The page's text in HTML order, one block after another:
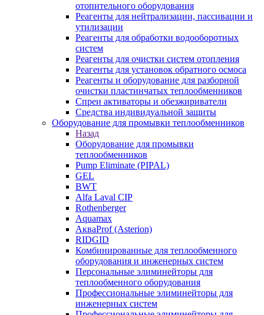
отопительного оборудования
Реагенты для нейтрализации, пассивации и
утилизации
Реагенты для обработки водооборотных
систем
Реагенты для очистки систем отопления
Реагенты для установок обратного осмоса
Реагенты и оборудование для разборной
очистки пластинчатых теплообменников
Спреи активаторы и обезжириватели
Средства индивидуальной защиты
Оборудование для промывки теплообменников
Назад
Оборудование для промывки
теплообменников
Pump Eliminate (PIPAL)
GEL
BWT
Alfa Laval CIP
Rothenberger
Aquamax
АкваProf (Asterion)
RIDGID
Комбинированные для теплообменного
оборудования и инженерных систем
Персональные элиминейторы для
теплообменного оборудования
Профессиональные элиминейторы для
инженерных систем